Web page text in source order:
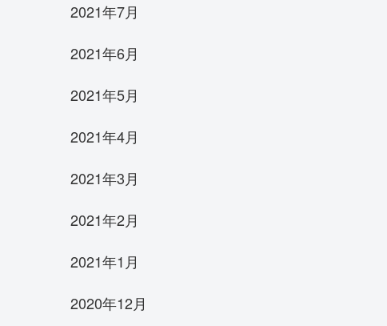
2021年7月
2021年6月
2021年5月
2021年4月
2021年3月
2021年2月
2021年1月
2020年12月